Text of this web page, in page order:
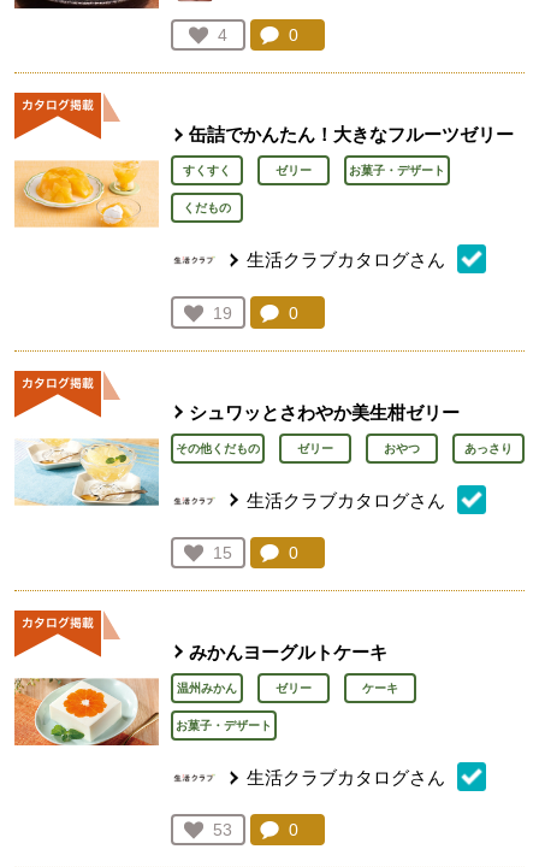
お気に入り登録：
4
人が登録
コメント：
0
缶詰でかんたん！大きなフルーツゼリー
すくすく ゼリー お菓子・デザート
くだもの
生活クラブカタログさん
お気に入り登録：
19
人が登録
コメント：
0
シュワッとさわやか美生柑ゼリー
その他くだもの ゼリー おやつ あっさり
生活クラブカタログさん
お気に入り登録：
15
人が登録
コメント：
0
みかんヨーグルトケーキ
温州みかん ゼリー ケーキ
お菓子・デザート
生活クラブカタログさん
お気に入り登録：
53
人が登録
コメント：
0